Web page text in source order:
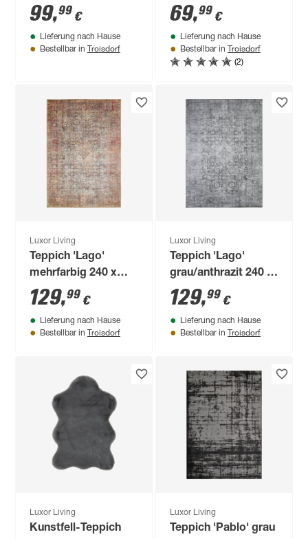
99,99 €
Lieferung nach Hause
Bestellbar in Troisdorf
230 cm
69,99 €
Lieferung nach Hause
Bestellbar in Troisdorf
(2)
Luxor Living
Teppich 'Lago'
mehrfarbig 240 x
340 cm
129,99 €
Lieferung nach Hause
Bestellbar in Troisdorf
Luxor Living
Teppich 'Lago'
grau/anthrazit 240 x
340 cm
129,99 €
Lieferung nach Hause
Bestellbar in Troisdorf
Luxor Living
Kunstfell-Teppich
Luxor Living
Teppich 'Pablo' grau